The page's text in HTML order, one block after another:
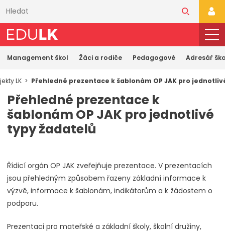
obsahu
Management škol Žáci a rodiče Pedagogové Adresář
LK Přehledné prezentace k šablonám OP JAK pro
Přehledné prezentace k
šablonám OP JAK pro jednotlivé
typy žadatelů
Řídicí orgán OP JAK zveřejňuje prezentace. V prezentacích
jsou přehledným způsobem řazeny základní informace k
výzvě, informace k šablonám, indikátorům a k žádostem o
podporu.
Prezentaci pro mateřské a základní školy, školní družiny,